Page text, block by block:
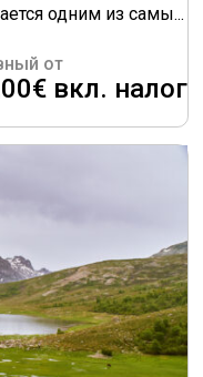
одним из самы...
от
вкл. налог